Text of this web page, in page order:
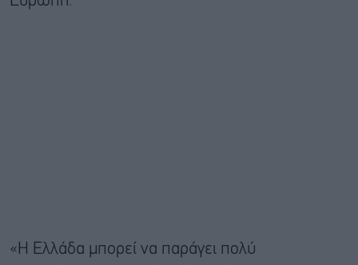
«Η Ελλάδα μπορεί να παράγει πολύ